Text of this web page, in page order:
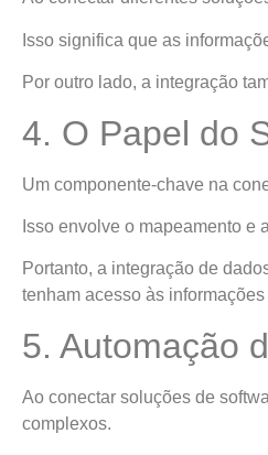
Isso significa que as
Por outro lado, a integração
4. O Papel do
Um componente-chave na
Isso envolve o mapeamento e
Portanto, a integração de
tenham acesso às
5. Automação
Ao conectar soluções de
complexos.